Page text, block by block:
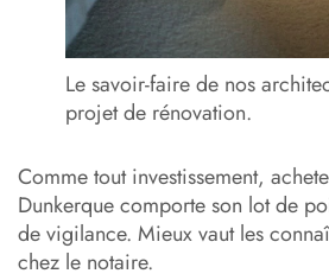
Le savoir-faire de nos
projet de rénovation.
Comme tout investissement,
Dunkerque comporte son lot de
de vigilance. Mieux vaut les
chez le notaire.